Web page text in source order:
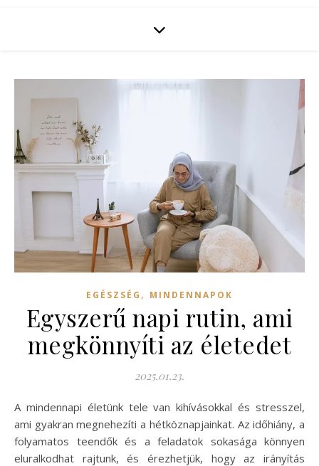
EGÉSZSÉG , MINDENNAPOK
Egyszerű napi rutin, ami
megkönnyíti az életedet
2025.01.23.
A mindennapi életünk tele van kihívásokkal és stresszel,
ami gyakran megnehezíti a hétköznapjainkat. Az időhiány, a
folyamatos teendők és a feladatok sokasága könnyen
eluralkodhat rajtunk, és érezhetjük, hogy az irányítás